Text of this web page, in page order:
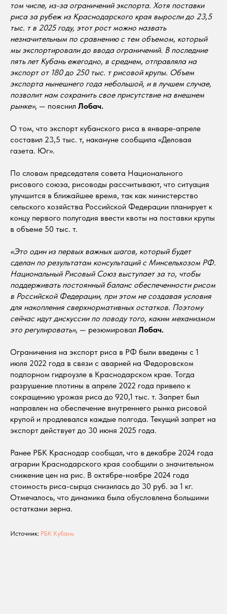
том числе, из-за ограничений экспорта. Хотя поставки
риса за рубеж из Краснодарского края выросли до 23,5
тыс. т в 2025 году, этот рост можно назвать
незначительным по сравнению с тем объемом, который
мы экспортировали до ввода ограничений. В последние
пять лет Кубань ежегодно, в среднем, отправляла на
экспорт от 180 до 250 тыс. т рисовой крупы. Объем
экспорта нынешнего года небольшой, и в лучшем случае,
позволит нам сохранить свое присутствие на внешнем
рынке», — пояснил Лобач.
О том, что экспорт кубанского риса в январе-апреле
составил 23,5 тыс. т, накануне сообщила «Деловая
газета. Юг».
По словам председателя совета Национального
рисового союза, рисоводы рассчитывают, что ситуация
улучшится в ближайшее время, так как министерство
сельского хозяйства Российской Федерации планирует к
концу первого полугодия ввести квоты на поставки крупы
в объеме 50 тыс. т.
«Это один из первых важных шагов, который будет
сделан по результатам консультаций с Минсельхозом РФ.
Национальный Рисовый Союз выступает за то, чтобы
поддерживать постоянный баланс обеспеченности рисом
в Российской Федерации, при этом не создавая условия
для накопления сверхнормативных остатков. Поэтому
сейчас идут дискуссии по поводу того, каким механизмом
это регулировать», — резюмировал Лобач.
Ограничения на экспорт риса в РФ были введены с 1
июля 2022 года в связи с аварией на Федоровском
подпорном гидроузле в Краснодарском крае. Тогда
разрушение плотины в апреле 2022 года привело к
сокращению урожая риса до 920,1 тыс. т. Запрет был
направлен на обеспечение внутреннего рынка рисовой
крупой и продлевался каждые полгода. Текущий запрет на
экспорт действует до 30 июня 2025 года.
Ранее РБК Краснодар сообщал, что в декабре 2024 года
аграрии Краснодарского края сообщили о значительном
снижение цен на рис. В октябре-ноябре 2024 года
стоимость риса-сырца снизилась до 30 руб. за 1 кг.
Отмечалось, что динамика была обусловлена большими
остатками зерна.
Источник: РБК Кубань